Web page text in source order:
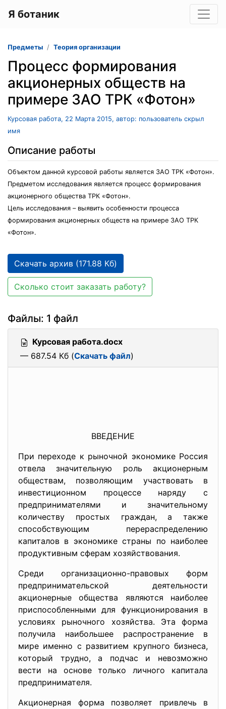
Я ботаник
Предметы Теория организации
Процесс формирования
акционерных обществ на
примере ЗАО ТРК «Фотон»
Курсовая работа, 22 Марта 2015, автор: пользователь скрыл
имя
Описание работы
Объектом данной курсовой работы является ЗАО ТРК «Фотон».
Предметом исследования является процесс формирования
акционерного общества ТРК «Фотон».
Цель исследования – выявить особенности процесса
формирования акционерных обществ на примере ЗАО ТРК
«Фотон».
Скачать архив (171.88 Кб)
Сколько стоит заказать работу?
Файлы: 1 файл
Курсовая работа.docx
— 687.54 Кб (Скачать файл)
ВВЕДЕНИЕ
При переходе к рыночной экономике Россия
отвела значительную роль акционерным
обществам, позволяющим участвовать в
инвестиционном процессе наряду с
предпринимателями и значительному
количеству простых граждан, а также
способствующим перераспределению
капиталов в экономике страны по наиболее
продуктивным сферам хозяйствования.
Среди организационно-правовых форм
предпринимательской деятельности
акционерные общества являются наиболее
приспособленными для функционирования в
условиях рыночного хозяйства. Эта форма
получила наибольшее распространение в
мире именно с развитием крупного бизнеса,
который трудно, а подчас и невозможно
вести на основе только личного капитала
предпринимателя.
Акционерная форма позволяет привлечь в